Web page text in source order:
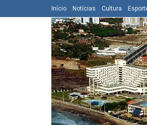
Início Notícias Cultura